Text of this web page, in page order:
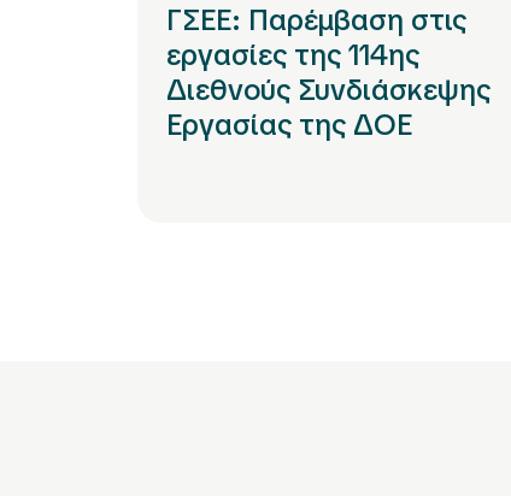
ΓΣΕΕ: Παρέμβαση στις
εργασίες της 114ης
Διεθνούς Συνδιάσκεψης
Εργασίας της ΔΟΕ